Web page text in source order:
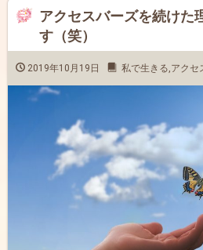
アクセスバーズを続け
す（笑）
2019年10月19日 私で生きる,アクセ